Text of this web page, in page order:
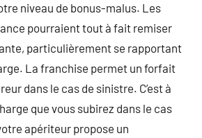
niveau de bonus-malus. Les
pourraient tout à fait remiser
particulièrement se rapportant
La franchise permet un forfait
dans le cas de sinistre. C’est à
que vous subirez dans le cas
apériteur propose un